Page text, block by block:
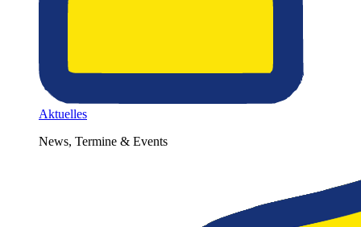
Aktuelles
News, Termine & Events